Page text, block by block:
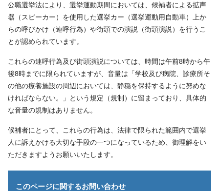
公職選挙法により、選挙運動期間においては、候補者による拡声
器（スピーカー）を使用した選挙カー（選挙運動用自動車）上か
らの呼びかけ（連呼行為）や街頭での演説（街頭演説）を行うこ
とが認められています。
これらの連呼行為及び街頭演説については、時間は午前8時から午
後8時までに限られていますが、音量は「学校及び病院、診療所そ
の他の療養施設の周辺においては、静穏を保持するように努めな
ければならない。」という規定（規制）に留まっており、具体的
な音量の規制はありません。
候補者にとって、これらの行為は、法律で限られた範囲内で選挙
人に訴えかける大切な手段の一つになっているため、御理解をい
ただきますようお願いいたします。
このページに関するお問い合わせ